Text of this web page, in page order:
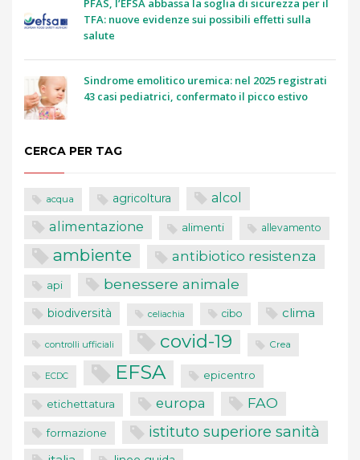
PFAS, l’EFSA abbassa la soglia di sicurezza per il
TFA: nuove evidenze sui possibili effetti sulla
salute
Sindrome emolitico uremica: nel 2025 registrati
43 casi pediatrici, confermato il picco estivo
CERCA PER TAG
acqua agricoltura alcol
alimentazione alimenti allevamento
ambiente antibiotico resistenza
api benessere animale
biodiversità celiachia cibo clima
controlli ufficiali covid-19 Crea
ECDC EFSA epicentro
etichettatura europa FAO
formazione istituto superiore sanità